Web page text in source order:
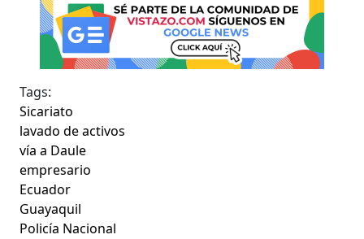
Tags:
Sicariato
lavado de activos
vía a Daule
empresario
Ecuador
Guayaquil
Policía Nacional